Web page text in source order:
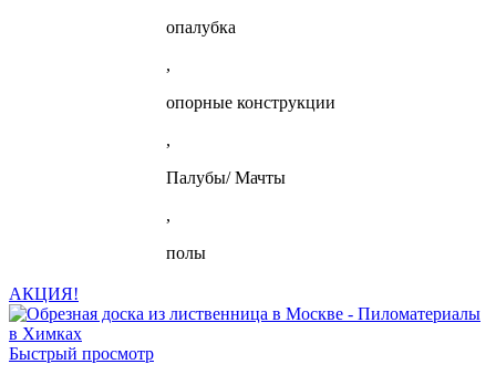
опалубка
,
опорные конструкции
,
Палубы/ Мачты
,
полы
АКЦИЯ!
Быстрый просмотр